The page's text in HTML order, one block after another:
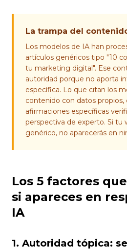
La trampa del
Los modelos de IA han
artículos genéricos tipo "10
tu marketing digital". Ese
autoridad porque no aporta
específica. Lo que citan los
contenido con datos propios,
afirmaciones específicas
perspectiva de experto. Si tu
genérico, no aparecerás en
Los 5 factores
si apareces en
IA
1. Autoridad tópica: